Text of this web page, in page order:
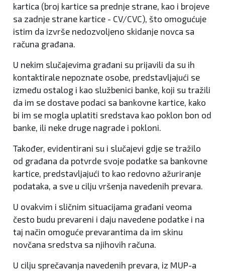
kartica (broj kartice sa prednje strane, kao i brojeve
sa zadnje strane kartice - CV/CVC), što omogućuje
istim da izvrše nedozvoljeno skidanje novca sa
računa građana.
U nekim slučajevima građani su prijavili da su ih
kontaktirale nepoznate osobe, predstavljajući se
između ostalog i kao službenici banke, koji su tražili
da im se dostave podaci sa bankovne kartice, kako
bi im se mogla uplatiti sredstava kao poklon bon od
banke, ili neke druge nagrade i pokloni.
Također, evidentirani su i slučajevi gdje se tražilo
od građana da potvrde svoje podatke sa bankovne
kartice, predstavljajući to kao redovno ažuriranje
podataka, a sve u cilju vršenja navedenih prevara.
U ovakvim i sličnim situacijama građani veoma
često budu prevareni i daju navedene podatke i na
taj način omoguće prevarantima da im skinu
novčana sredstva sa njihovih računa.
U cilju sprečavanja navedenih prevara, iz MUP-a